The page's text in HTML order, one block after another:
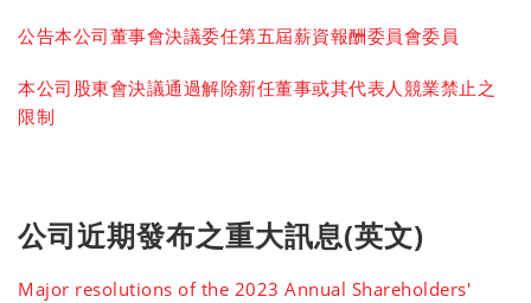
公告本公司董事會決議委任第五屆薪資報酬委員會委員
本公司股東會決議通過解除新任董事或其代表人競業禁止之
限制
公司近期發布之重大訊息(英文)
Major resolutions of the 2023 Annual Shareholders'